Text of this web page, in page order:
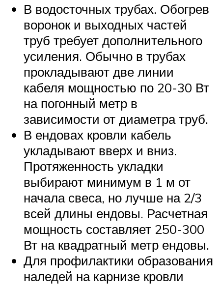
В водосточных трубах. Обогрев
воронок и выходных частей
труб требует дополнительного
усиления. Обычно в трубах
прокладывают две линии
кабеля мощностью по 20-30 Вт
на погонный метр в
зависимости от диаметра труб.
В ендовах кровли кабель
укладывают вверх и вниз.
Протяженность укладки
выбирают минимум в 1 м от
начала свеса, но лучше на 2/3
всей длины ендовы. Расчетная
мощность составляет 250-300
Вт на квадратный метр ендовы.
Для профилактики образования
наледей на карнизе кровли